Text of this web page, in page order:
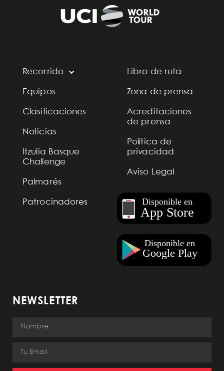
Recorrido
Equipos
Clasificaciones
Noticias
Itzulia Basque
Challenge
Palmarés
Patrocinadores
Libro de ruta
Zona de prensa
Acreditaciones
de prensa
Política de
privacidad
Aviso Legal
NEWSLETTER